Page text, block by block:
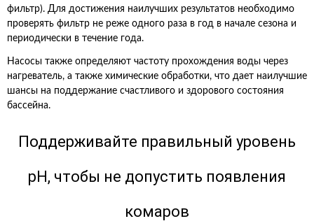
фильтр). Для достижения наилучших результатов необходимо
проверять фильтр не реже одного раза в год в начале сезона и
периодически в течение года.
Насосы также определяют частоту прохождения воды через
нагреватель, а также химические обработки, что дает наилучшие
шансы на поддержание счастливого и здорового состояния
бассейна.
Поддерживайте правильный уровень
pH, чтобы не допустить появления
комаров